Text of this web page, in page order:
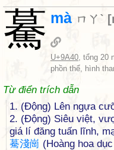
驀 mà ㄇㄚˋ [
U+9A40, tổng 20
phồn thể, hình
Từ điển trích dẫn
1. (Động) Lên ngựa
2. (Động) Siêu việt,
giá lí đăng tuấn lĩnh,
驀淺崗 (Hoàng hoa dục